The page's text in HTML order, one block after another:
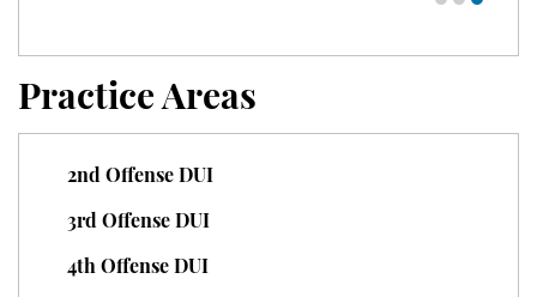
Fraud Crimes
Credit Card Fraud
Gambling Fraud
Practice Areas
2nd Offense DUI
3rd Offense DUI
4th Offense DUI